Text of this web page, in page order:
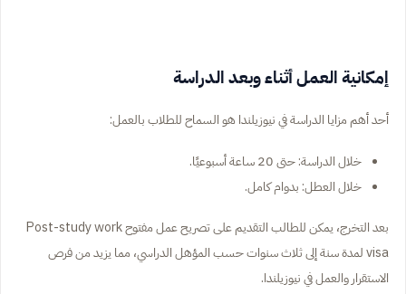
إمكانية العمل أثناء وبعد الدراسة
أحد أهم مزايا الدراسة في نيوزيلندا هو السماح للطلاب بالعمل:
خلال الدراسة: حتى 20 ساعة أسبوعيًا.
خلال العطل: بدوام كامل.
بعد التخرج، يمكن للطالب التقديم على تصريح عمل مفتوح Post-study work
visa لمدة سنة إلى ثلاث سنوات حسب المؤهل الدراسي، مما يزيد من فرص
الاستقرار والعمل في نيوزيلندا.